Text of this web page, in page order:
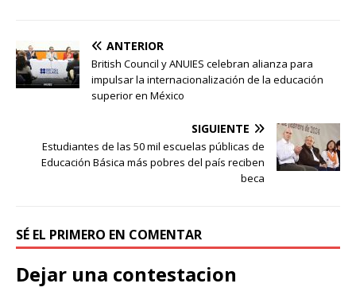
ANTERIOR
British Council y ANUIES celebran alianza para
impulsar la internacionalización de la educación
superior en México
SIGUIENTE
Estudiantes de las 50 mil escuelas públicas de
Educación Básica más pobres del país reciben
beca
SÉ EL PRIMERO EN COMENTAR
Dejar una contestacion